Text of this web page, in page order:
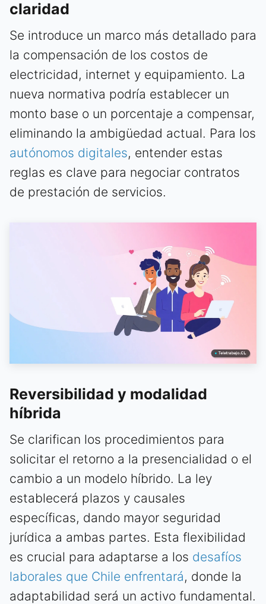
claridad
Se introduce un marco más detallado para
la compensación de los costos de
electricidad, internet y equipamiento. La
nueva normativa podría establecer un
monto base o un porcentaje a compensar,
eliminando la ambigüedad actual. Para los
autónomos digitales, entender estas
reglas es clave para negociar contratos
de prestación de servicios.
Reversibilidad y modalidad
híbrida
Se clarifican los procedimientos para
solicitar el retorno a la presencialidad o el
cambio a un modelo híbrido. La ley
establecerá plazos y causales
específicas, dando mayor seguridad
jurídica a ambas partes. Esta flexibilidad
es crucial para adaptarse a los desafíos
laborales que Chile enfrentará, donde la
adaptabilidad será un activo fundamental.